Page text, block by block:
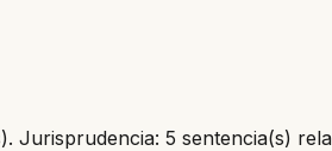
Jurisprudencia: 5 sentencia(s)